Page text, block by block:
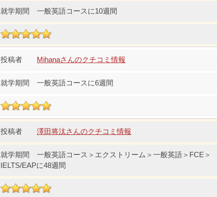
一般英語コースに10週間
Mihanaさんのクチコミ情報
一般英語コースに6週間
澤田将汰さんのクチコミ情報
一般英語コース＞エクストリーム＞一般英語＞FCE＞
IELTS/EAPに48週間